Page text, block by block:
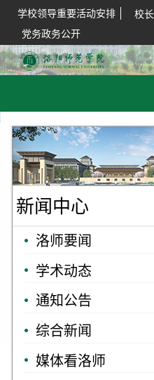
学校领导重要活动安排
校
党务政务公开
新闻中心
洛师要闻
学术动态
通知公告
综合新闻
媒体看洛师